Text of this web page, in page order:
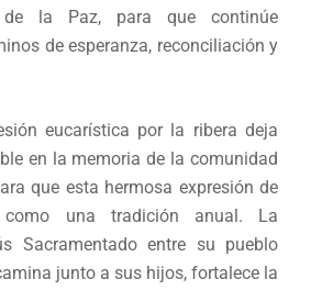
la Paz, para que continúe
de esperanza, reconciliación y
eucarística por la ribera deja
en la memoria de la comunidad
que esta hermosa expresión de
una tradición anual. La
Sacramentado entre su pueblo
junto a sus hijos, fortalece la